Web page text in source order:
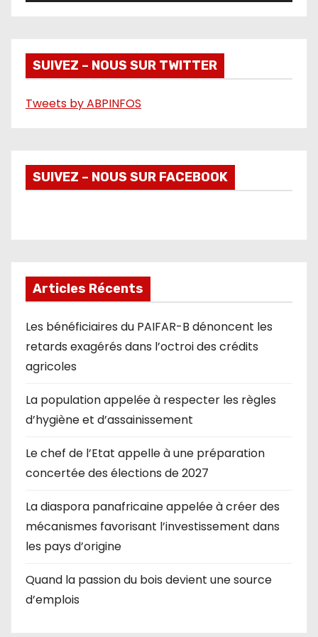
o
SUIVEZ – NOUS SUR TWITTER
Tweets by ABPINFOS
SUIVEZ – NOUS SUR FACEBOOK
Articles Récents
Les bénéficiaires du PAIFAR-B dénoncent les
retards exagérés dans l’octroi des crédits
agricoles
La population appelée à respecter les règles
d’hygiène et d’assainissement
Le chef de l’Etat appelle à une préparation
concertée des élections de 2027
La diaspora panafricaine appelée à créer des
mécanismes favorisant l’investissement dans
les pays d’origine
Quand la passion du bois devient une source
d’emplois